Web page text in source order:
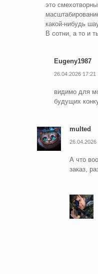
это
какой-нибудь
В сотни, а то и
Eugeny1987
26.04.2026 17:21
видимо для
будущих
multed
26.04.2026
А что
заказ,